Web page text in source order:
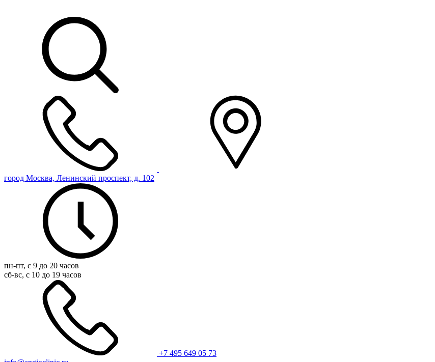
город Москва, Ленинский проспект, д. 102
пн-пт, с 9 до 20 часов
сб-вс, с 10 до 19 часов
+7 495 649 05 73